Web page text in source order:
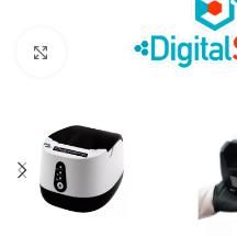
Haga clic para ampliar